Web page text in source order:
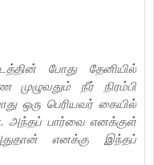
போது தேனியில்
முழுவதும் நீர் நிரம்பி
ஒரு பெரியவர் கையில்
அந்தப் பார்வை எனக்குள்
எனக்கு இந்தப்